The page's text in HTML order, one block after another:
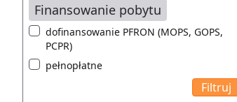
Finansowanie pobytu
dofinansowanie PFRON (MOPS, GOPS,
PCPR)
pełnopłatne